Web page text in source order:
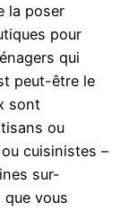
la poser
pour
qui
peut-être le
sont
ou
cuisinistes –
sur-
que vous